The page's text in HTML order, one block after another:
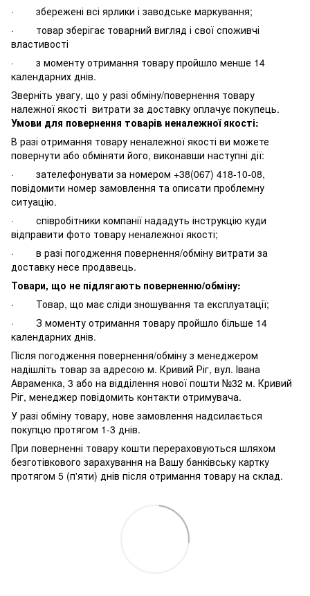
· збережені всі ярлики і заводське маркування;
· товар зберігає товарний вигляд і свої споживчі
властивості
· з моменту отримання товару пройшло менше 14
календарних днів.
Зверніть увагу, що у разі обміну/повернення товару
належної якості витрати за доставку оплачує покупець.
Умови для повернення товарів неналежної якості:
В разі отримання товару неналежної якості ви можете
повернути або обміняти його, виконавши наступні дії:
· зателефонувати за номером +38(067) 418-10-08,
повідомити номер замовлення та описати проблемну
ситуацію.
· співробітники компанії нададуть інструкцію куди
відправити фото товару неналежної якості;
· в разі погодження повернення/обміну витрати за
доставку несе продавець.
Товари, що не підлягають поверненню/обміну:
· Товар, що має сліди зношування та експлуатації;
· З моменту отримання товару пройшло більше 14
календарних днів.
Після погодження повернення/обміну з менеджером
надішліть товар за адресою м. Кривий Ріг, вул. Івана
Авраменка, 3 або на відділення нової пошти №32 м. Кривий
Ріг, менеджер повідомить контакти отримувача.
У разі обміну товару, нове замовлення надсилається
покупцю протягом 1-3 днів.
При поверненні товару кошти перераховуються шляхом
безготівкового зарахування на Вашу банківську картку
протягом 5 (п'яти) днів після отримання товару на склад.